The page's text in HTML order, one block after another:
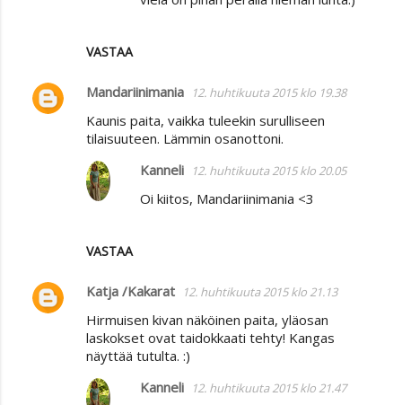
VASTAA
Mandariinimania 12. huhtikuuta 2015 klo 19.38
Kaunis paita, vaikka tuleekin surulliseen
tilaisuuteen. Lämmin osanottoni.
VASTAA
Kanneli 12. huhtikuuta 2015 klo 20.05
Oi kiitos, Mandariinimania <3
Katja /Kakarat 12. huhtikuuta 2015 klo 21.13
Hirmuisen kivan näköinen paita, yläosan
laskokset ovat taidokkaati tehty! Kangas
näyttää tutulta. :)
Kanneli 12. huhtikuuta 2015 klo 21.47